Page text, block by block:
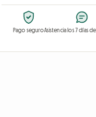
Pago seguroAsistencia los 7 días